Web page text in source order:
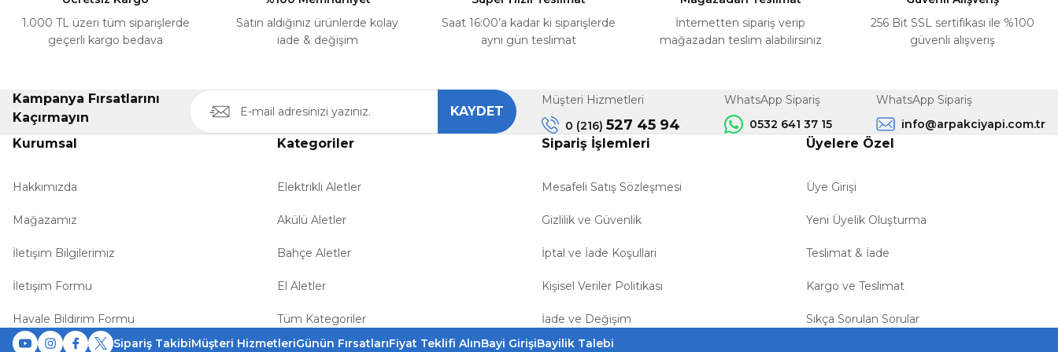
Gönder
1.000 TL üzeri tüm siparişlerde
geçerli kargo bedava
Satın aldığınız ürünlerde kolay
iade & değişim
Saat 16:00’a kadar ki siparişlerde
aynı gün teslimat
İnternetten sipariş verip
mağazadan teslim alabilirsiniz
256 Bit SSL sertifikası ile %100
güvenli alışveriş
Kampanya Fırsatlarını
Kaçırmayın
KAYDET
Müşteri Hizmetleri
0 (216) 527 45 94
WhatsApp Sipariş
0532 641 37 15
WhatsApp Sipariş
info@arpakciyapi.com.tr
Kurumsal
Hakkımızda
Mağazamız
İletişim Bilgilerimiz
İletişim Formu
Havale Bildirim Formu
Kategoriler
Elektrikli Aletler
Akülü Aletler
Bahçe Aletler
El Aletler
Tüm Kategoriler
Sipariş İşlemleri
Mesafeli Satış Sözleşmesi
Gizlilik ve Güvenlik
İptal ve İade Koşullari
Kişisel Veriler Politikası
İade ve Değişim
Üyelere Özel
Üye Girişi
Yeni Üyelik Oluşturma
Teslimat & İade
Kargo ve Teslimat
Sıkça Sorulan Sorular
Sipariş TakibiMüşteri HizmetleriGünün FırsatlarıFiyat Teklifi AlınBayi GirişiBayilik Talebi